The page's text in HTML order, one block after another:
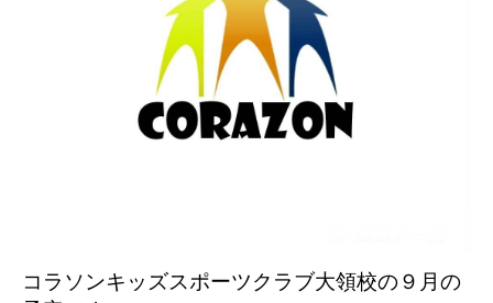
コラソンキッズスポーツクラブ大領校の９ 月の